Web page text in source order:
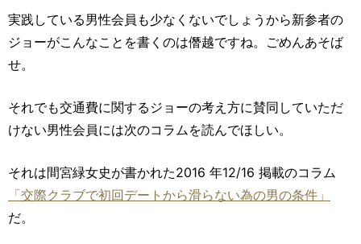
実践している男性会員も少なくないでしょうから新参者の
ジョーがこんなことを書くのは僭越ですね。ごめんあそば
せ。
それでも交通費に関するジョーの考え方に賛同していただ
けない男性会員には次のコラムを読んでほしい。
それは間宮緑女史が書かれた2016 年12/16 掲載のコラム
「交際クラブで初回デートから滑らない為の男の条件」
だ。